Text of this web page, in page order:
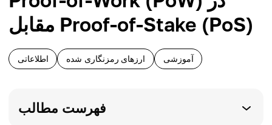
مقابل Proof-of-Stake (PoS)
اطلاعاتی ارزهای رمزنگاری شده آموزشی
فهرست مطالب